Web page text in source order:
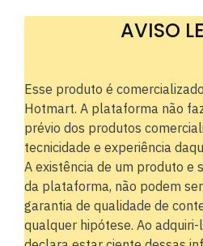
AVISO
Esse produto é
Hotmart. A plataforma não
prévio dos produtos
tecnicidade e experiência
A existência de um produto e
da plataforma, não podem
garantia de qualidade de
qualquer hipótese. Ao